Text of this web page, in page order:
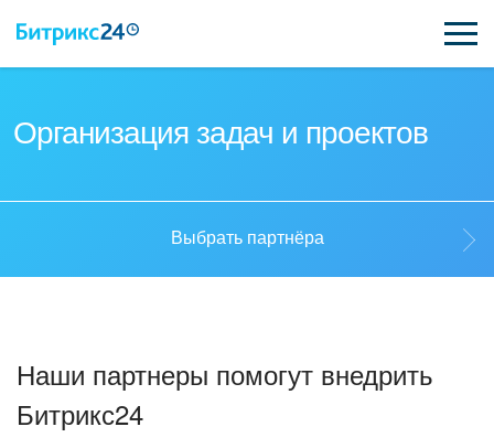
Организация задач и проектов
Стать партнёром
Выбрать партнёра
Наши партнеры помогут внедрить
Битрикс24